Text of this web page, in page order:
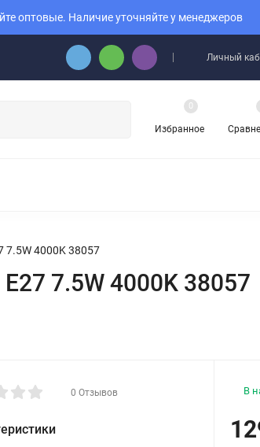
оптовые. Наличие уточняйте у менеджеров
Личный
Избранное
0
7.5W 4000K 38057
7.5W 4000K 38057
0 Отзывов В